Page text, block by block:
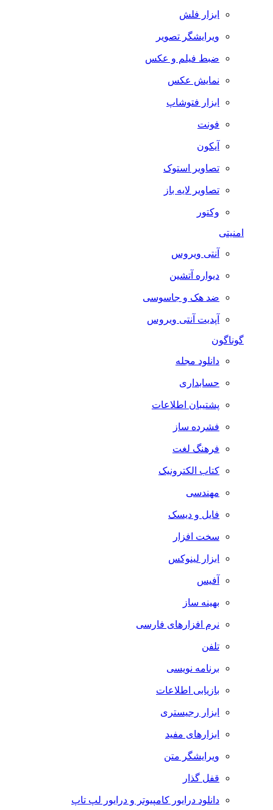
ابزار فلش
ویرایشگر تصویر
ضبط فيلم و عكس
نمایش عکس
ابزار فتوشاپ
فونت
آیکون
تصاویر استوک
تصاویر لایه باز
وکتور
امنیتی
آنتی ویروس
دیواره آتشین
ضد هک و جاسوسی
آپدیت آنتی ویروس
گوناگون
دانلود مجله
حسابداری
پشتیبان اطلاعات
فشرده ساز
فرهنگ لغت
کتاب الکترونیک
مهندسی
فایل و دیسک
سخت افزار
ابزار لینوکس
آفیس
بهینه ساز
نرم افزارهای فارسی
تلفن
برنامه نویسی
بازیابی اطلاعات
ابزار رجیستری
ابزارهای مفید
ویرایشگر متن
قفل گذار
دانلود درایور کامپیوتر و درایور لپ تاپ